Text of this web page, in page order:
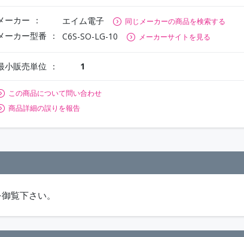
ーカー エイム電子 同じメーカーの商品を検索する
ーカー型番 C6S-SO-LG-10 メーカーサイトを見る
小販売単位 1
この商品について問い合わせ
商品詳細の誤りを報告
覧下さい。